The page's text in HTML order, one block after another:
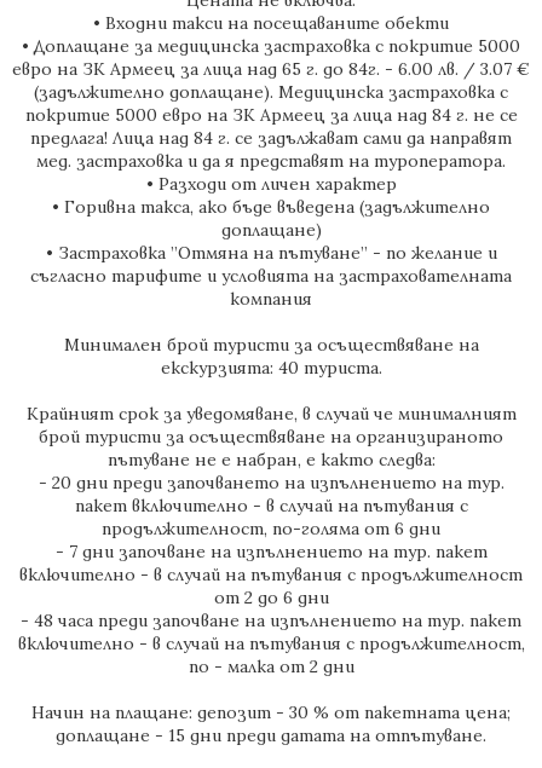
• Входни такси на посещаваните обекти
• Доплащане за медицинска застраховка с покритие 5000
евро на ЗК Армеец за лица над 65 г. до 84г. - 6.00 лв. / 3.07 €
(задължително доплащане). Медицинска застраховка с
покритие 5000 евро на ЗК Армеец за лица над 84 г. не се
предлага! Лица над 84 г. се задължават сами да направят
мед. застраховка и да я представят на туроператора.
• Разходи от личен характер
• Горивна такса, ако бъде въведена (задължително
доплащане)
• Застраховка ”Отмяна на пътуване” - по желание и
съгласно тарифите и условията на застрахователната
компания
Минимален брой туристи за осъществяване на
екскурзията: 40 туриста.
Крайният срок за уведомяване, в случай че минималният
брой туристи за осъществяване на организираното
пътуване не е набран, е както следва:
- 20 дни преди започването на изпълнението на тур.
пакет включително - в случай на пътувания с
продължителност, по-голяма от 6 дни
- 7 дни започване на изпълнението на тур. пакет
включително - в случай на пътувания с продължителност
от 2 до 6 дни
- 48 часа преди започване на изпълнението на тур. пакет
включително - в случай на пътувания с продължителност,
по - малка от 2 дни
Начин на плащане: депозит - 30 % от пакетната цена;
доплащане - 15 дни преди датата на отпътуване.